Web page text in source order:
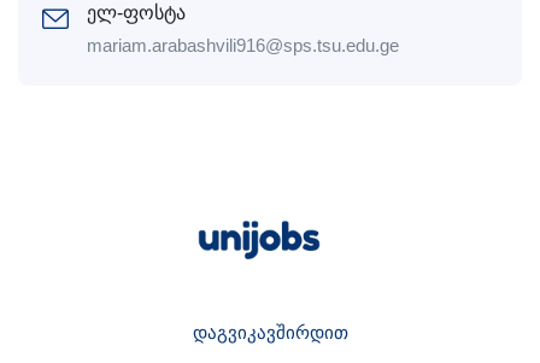
ელ-ფოსტა
mariam.arabashvili916@sps.tsu.edu.ge
დაგვიკავშირდით